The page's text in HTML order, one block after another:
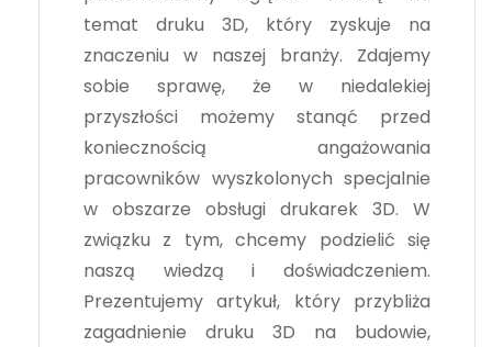
temat druku 3D, który zyskuje na
znaczeniu w naszej branży. Zdajemy
sobie sprawę, że w niedalekiej
przyszłości możemy stanąć przed
koniecznością angażowania
pracowników wyszkolonych specjalnie
w obszarze obsługi drukarek 3D. W
związku z tym, chcemy podzielić się
naszą wiedzą i doświadczeniem.
Prezentujemy artykuł, który przybliża
zagadnienie druku 3D na budowie,